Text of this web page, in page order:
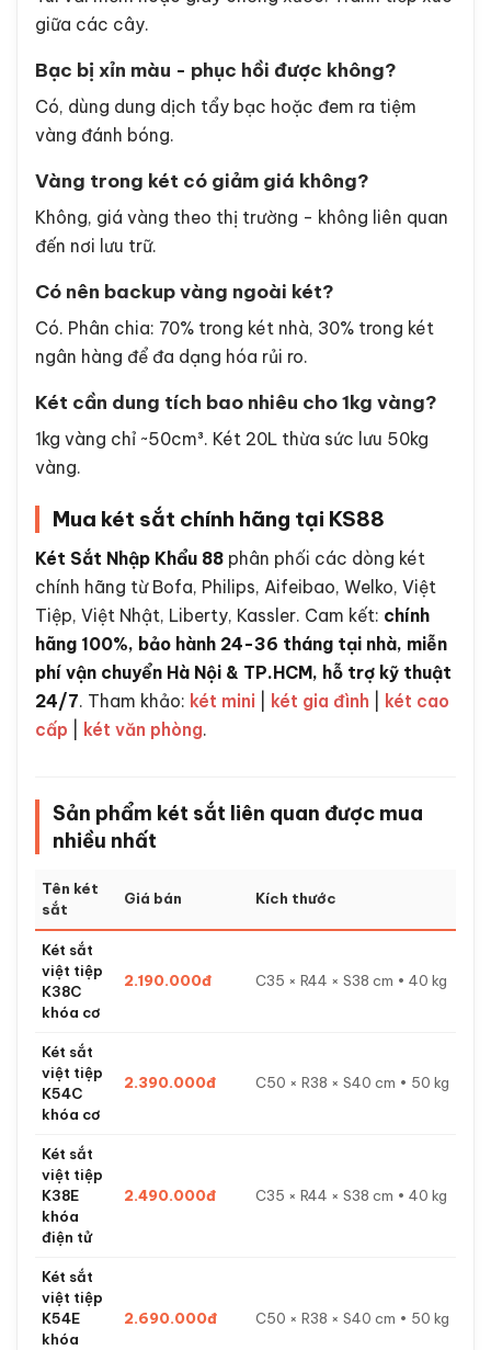
giữa các cây.
Bạc bị xỉn màu - phục hồi được không?
Có, dùng dung dịch tẩy bạc hoặc đem ra tiệm
vàng đánh bóng.
Vàng trong két có giảm giá không?
Không, giá vàng theo thị trường - không liên quan
đến nơi lưu trữ.
Có nên backup vàng ngoài két?
Có. Phân chia: 70% trong két nhà, 30% trong két
ngân hàng để đa dạng hóa rủi ro.
Két cần dung tích bao nhiêu cho 1kg vàng?
1kg vàng chỉ ~50cm³. Két 20L thừa sức lưu 50kg
vàng.
Mua két sắt chính hãng tại KS88
Két Sắt Nhập Khẩu 88 phân phối các dòng két
chính hãng từ Bofa, Philips, Aifeibao, Welko, Việt
Tiệp, Việt Nhật, Liberty, Kassler. Cam kết: chính
hãng 100%, bảo hành 24-36 tháng tại nhà, miễn
phí vận chuyển Hà Nội & TP.HCM, hỗ trợ kỹ thuật
24/7. Tham khảo: két mini két gia đình
két cao
cấp
két văn phòng.
Sản phẩm két sắt liên quan được mua
nhiều nhất
Tên két
sắt
Giá bán Kích thước
Két sắt
việt tiệp
K38C
khóa cơ
2.190.000đ C35 × R44 × S38 cm • 40 kg
Két sắt
việt tiệp
K54C
khóa cơ
2.390.000đ C50 × R38 × S40 cm • 50 kg
Két sắt
việt tiệp
K38E
khóa
điện tử
2.490.000đ C35 × R44 × S38 cm • 40 kg
Két sắt
việt tiệp
K54E
khóa
2.690.000đ C50 × R38 × S40 cm • 50 kg